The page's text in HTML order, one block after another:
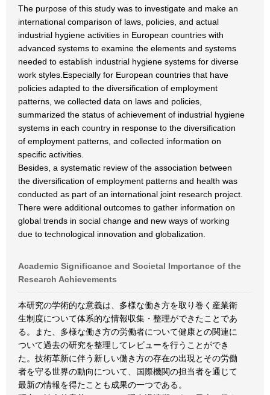
The purpose of this study was to investigate and make an
international comparison of laws, policies, and actual
industrial hygiene activities in European countries with
advanced systems to examine the elements and systems
needed to establish industrial hygiene systems for diverse
work styles.Especially for European countries that have
policies adapted to the diversification of employment
patterns, we collected data on laws and policies,
summarized the status of achievement of industrial hygiene
systems in each country in response to the diversification
of employment patterns, and collected information on
specific activities.
Besides, a systematic review of the association between
the diversification of employment patterns and health was
conducted as part of an international joint research project.
There were additional outcomes to gather information on
global trends in social change and new ways of working
due to technological innovation and globalization.
Academic Significance and Societal Importance of the
Research Achievements
本研究の学術的な意義は、多様な働き方を取り巻く産業衛
生制度について体系的な情報収集・整理ができたことであ
る。また、多様な働き方の労働者について健康との関連に
ついて過去の研究を整理してレビューを行うことができ
た。技術革新に伴う新しい働き方の存在の出現とその労働
者を守る世界の動向について、国際機関の担当者を通じて
最新の情報を得たことも成果の一つである。